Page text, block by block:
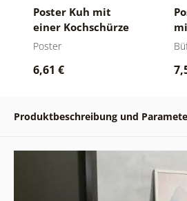
Poster Kuh mit
einer Kochschürze
Poster
6,61 €
Produktbeschreibung und